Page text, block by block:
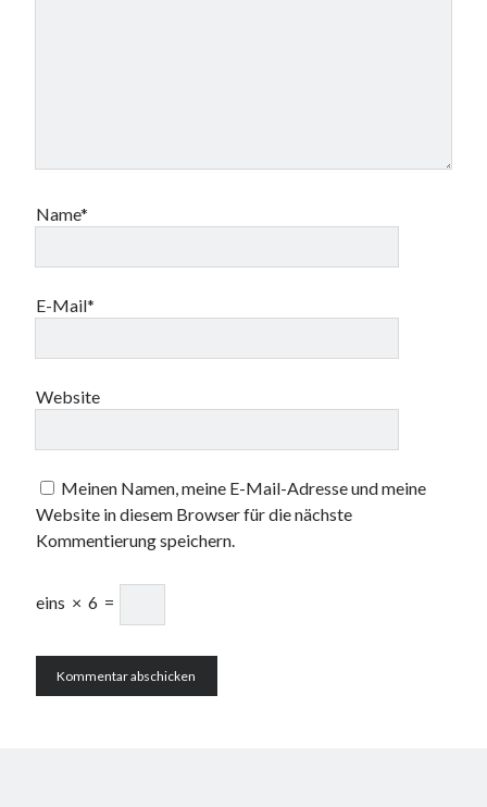
Name*
E-Mail*
Website
Meinen Namen, meine E-Mail-Adresse und meine
Website in diesem Browser für die nächste
Kommentierung speichern.
eins × 6 =